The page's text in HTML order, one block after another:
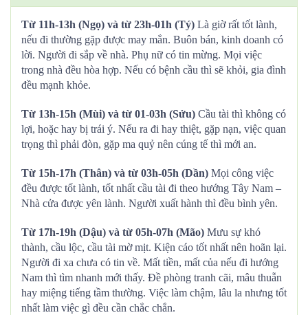
Từ 11h-13h (Ngọ) và từ 23h-01h (Tý) Là giờ rất tốt lành,
nếu đi thường gặp được may mắn. Buôn bán, kinh doanh có
lời. Người đi sắp về nhà. Phụ nữ có tin mừng. Mọi việc
trong nhà đều hòa hợp. Nếu có bệnh cầu thì sẽ khỏi, gia đình
đều mạnh khỏe.
Từ 13h-15h (Mùi) và từ 01-03h (Sửu) Cầu tài thì không có
lợi, hoặc hay bị trái ý. Nếu ra đi hay thiệt, gặp nạn, việc quan
trọng thì phải đòn, gặp ma quỷ nên cúng tế thì mới an.
Từ 15h-17h (Thân) và từ 03h-05h (Dần) Mọi công việc
đều được tốt lành, tốt nhất cầu tài đi theo hướng Tây Nam –
Nhà cửa được yên lành. Người xuất hành thì đều bình yên.
Từ 17h-19h (Dậu) và từ 05h-07h (Mão) Mưu sự khó
thành, cầu lộc, cầu tài mờ mịt. Kiện cáo tốt nhất nên hoãn lại.
Người đi xa chưa có tin về. Mất tiền, mất của nếu đi hướng
Nam thì tìm nhanh mới thấy. Đề phòng tranh cãi, mâu thuẫn
hay miệng tiếng tầm thường. Việc làm chậm, lâu la nhưng tốt
nhất làm việc gì đều cần chắc chắn.